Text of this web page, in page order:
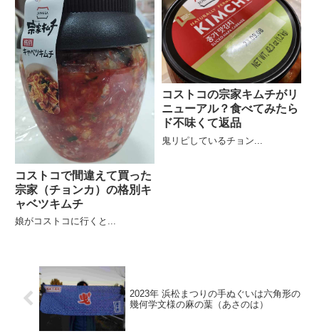
コストコで間違えて買った
宗家（チョンカ）の格別キ
ャベツキムチ
娘がコストコに行くと...
コストコの宗家キムチがリ
ニューアル？食べてみたら
ド不味くて返品
鬼リピしているチョン...
2023年 浜松まつりの手ぬぐいは六角形の
幾何学文様の麻の葉（あさのは）